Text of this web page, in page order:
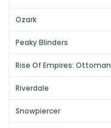
Ozark
Peaky Blinders
Rise Of Empires: Ottoman
Riverdale
Snowpiercer